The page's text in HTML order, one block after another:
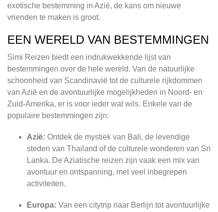
exotische bestemming in Azië, de kans om nieuwe
vrienden te maken is groot.
EEN WERELD VAN BESTEMMINGEN
Simi Reizen biedt een indrukwekkende lijst van
bestemmingen over de hele wereld. Van de natuurlijke
schoonheid van Scandinavië tot de culturele rijkdommen
van Azië en de avontuurlijke mogelijkheden in Noord- en
Zuid-Amerika, er is voor ieder wat wils. Enkele van de
populaire bestemmingen zijn:
Azië: Ontdek de mystiek van Bali, de levendige
steden van Thailand of de culturele wonderen van Sri
Lanka. De Aziatische reizen zijn vaak een mix van
avontuur en ontspanning, met veel inbegrepen
activiteiten.
Europa: Van een citytrip naar Berlijn tot avontuurlijke